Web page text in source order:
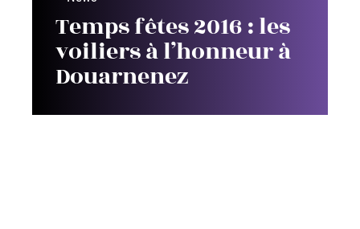
Temps fêtes 2016 : les
voiliers à l’honneur à
Douarnenez